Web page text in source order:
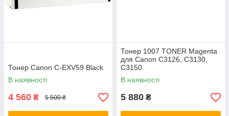
Тонер Canon C-EXV59 Black
В наявності
4 560 ₴ 5 500 ₴
Тонер 1007 TONER Magenta
для Canon C3126, C3130,
C3150
В наявності
5 880 ₴